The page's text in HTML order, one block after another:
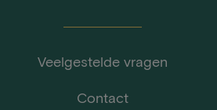
Veelgestelde vragen
Contact